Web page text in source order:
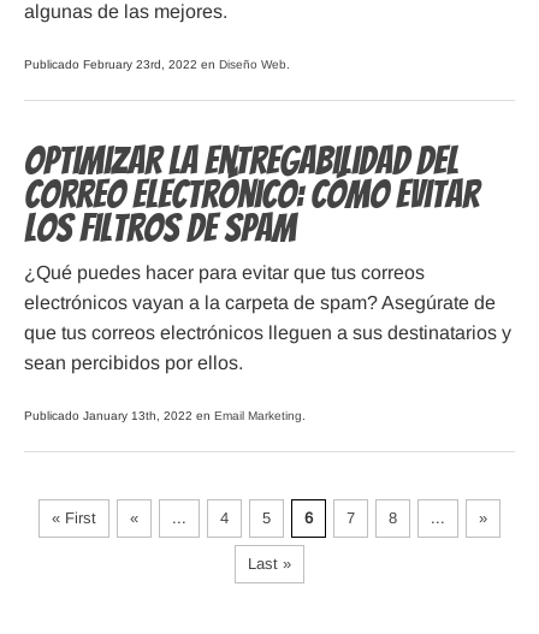
algunas de las mejores.
Publicado February 23rd, 2022 en Diseño Web
Optimizar la entregabilidad del
correo electrónico: cómo evitar
los filtros de spam
¿Qué puedes hacer para evitar que tus correos
electrónicos vayan a la carpeta de spam? Asegúrate de
que tus correos electrónicos lleguen a sus destinatarios y
sean percibidos por ellos.
Publicado January 13th, 2022 en Email Marketing
« First « ... 4 5 6 7 8 ... »
Last »